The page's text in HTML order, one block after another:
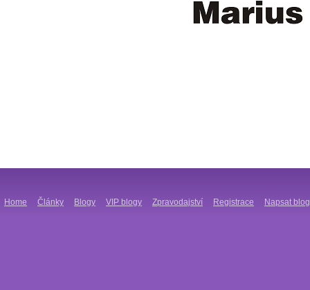
Home Články Blogy VIP blogy Zpravodajství Registrace Napsat blog